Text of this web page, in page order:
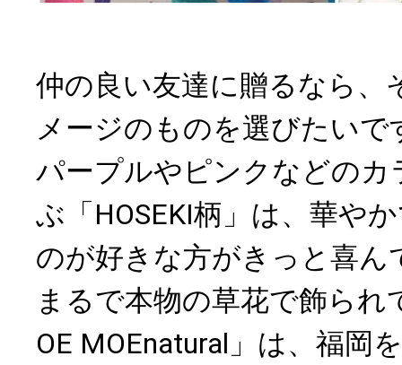
仲の良い友達に贈るなら、
メージのものを選びたいで
パープルやピンクなどのカ
ぶ「HOSEKI柄」は、華や
のが好きな方がきっと喜ん
まるで本物の草花で飾ら
OE MOEnatural」は、福岡